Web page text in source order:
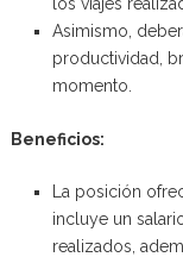
Asimismo,
productividad,
momento.
Beneficios:
La posición
incluye un
realizados,